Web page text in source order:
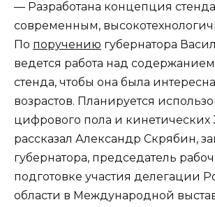
— Разработана концепция
современным,
По поручению губернатора
ведется работа над
стенда, чтобы она была
возрастов. Планируется
цифрового пола и
рассказал Александр Скрябин,
губернатора, председатель
подготовке участия делегации
области в Международной